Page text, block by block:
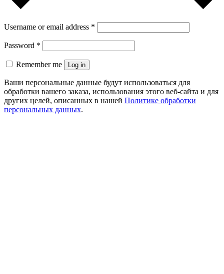
Username or email address *
Password *
Remember me Log in
Ваши персональные данные будут использоваться для
обработки вашего заказа, использования этого веб-сайта и для
других целей, описанных в нашей Политике обработки
персональных данных.